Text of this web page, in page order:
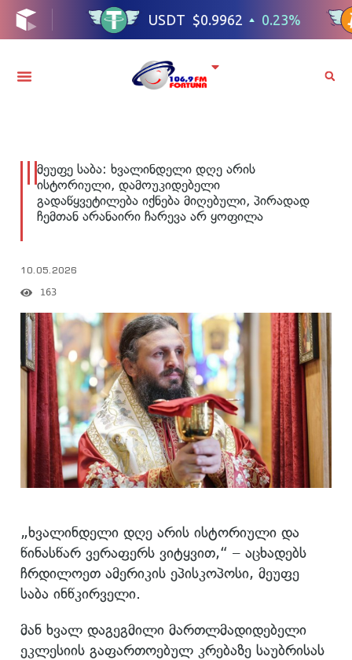
მეუფე საბა: ხვალინდელი დღე არის
ისტორიული, დამოუკიდებელი
გადაწყვეტილება იქნება მიღებული, პირადად
ჩემთან არანაირი ჩარევა არ ყოფილა
10.05.2026
163
„ხვალინდელი დღე არის ისტორიული და
წინასწარ ვერაფერს ვიტყვით,“ – აცხადებს
ჩრდილოეთ ამერიკის ეპისკოპოსი, მეუფე
საბა ინწკირველი.
მან ხვალ დაგეგმილი მართლმადიდებელი
ეკლესიის გაფართოებულ კრებაზე საუბრისას